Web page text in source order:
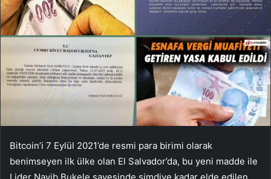
Bitcoin’i 7 Eylül 2021’de resmi para birimi olarak
benimseyen ilk ülke olan El Salvador’da, bu yeni madde ile
Lider Nayib Bukele sayesinde şimdiye kadar elde edilen